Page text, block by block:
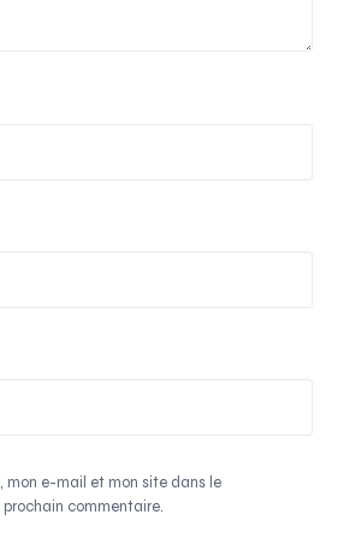
mon e-mail et mon site dans le
commentaire.